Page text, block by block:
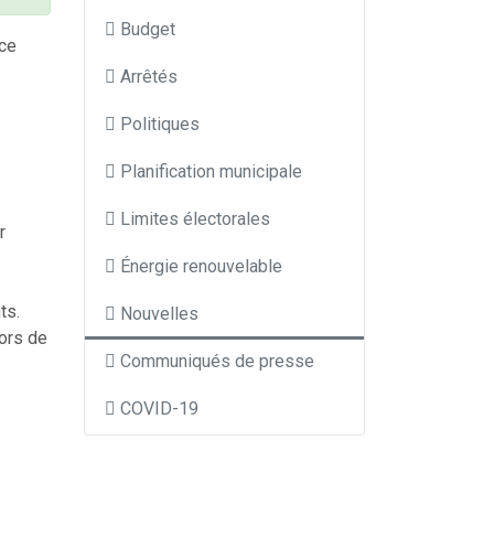
de
Budget
Arrêtés
Politiques
Planification municipale
Limites électorales
Énergie renouvelable
Nouvelles
Communiqués de presse
COVID-19